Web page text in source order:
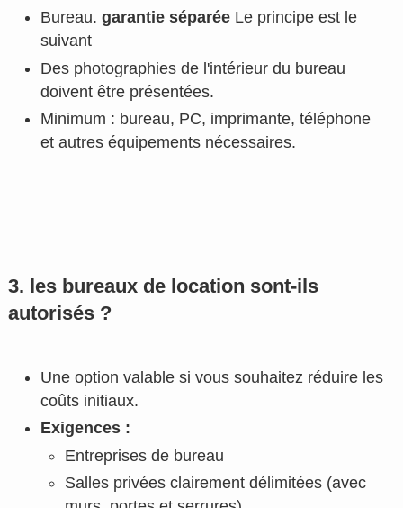
Bureau. garantie séparéeLe principe est le
suivant
Des photographies de l'intérieur du bureau
doivent être présentées.
Minimum : bureau, PC, imprimante, téléphone
et autres équipements nécessaires.
3. les bureaux de location sont-ils
autorisés ?
Une option valable si vous souhaitez réduire les
coûts initiaux.
Exigences :
Entreprises de bureau
Salles privées clairement délimitées (avec